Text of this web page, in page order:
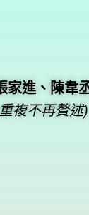
進、陳韋
複不再贅述)